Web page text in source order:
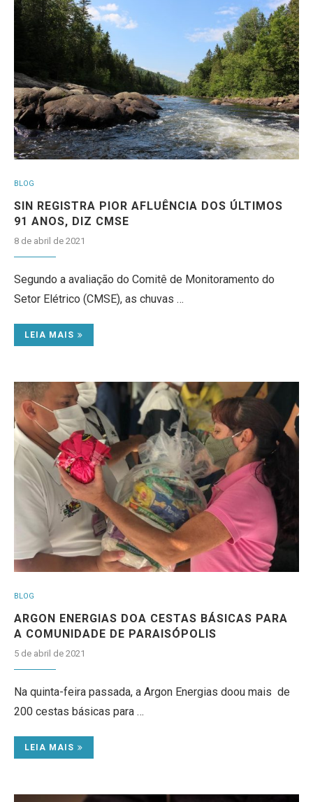
BLOG
SIN REGISTRA PIOR AFLUÊNCIA DOS ÚLTIMOS
91 ANOS, DIZ CMSE
8 de abril de 2021
Segundo a avaliação do Comitê de Monitoramento do
Setor Elétrico (CMSE), as chuvas …
LEIA MAIS
BLOG
ARGON ENERGIAS DOA CESTAS BÁSICAS PARA
A COMUNIDADE DE PARAISÓPOLIS
5 de abril de 2021
Na quinta-feira passada, a Argon Energias doou mais de
200 cestas básicas para …
LEIA MAIS